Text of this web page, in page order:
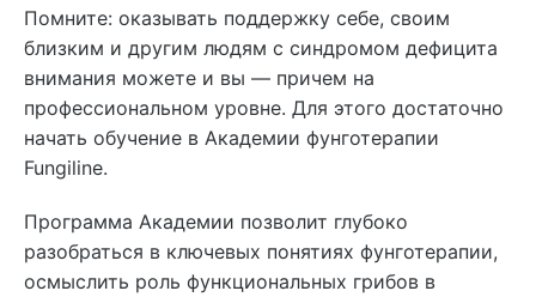
Помните: оказывать поддержку себе, своим
близким и другим людям с синдромом дефицита
внимания можете и вы — причем на
профессиональном уровне. Для этого достаточно
начать обучение в Академии фунготерапии
Fungiline.
Программа Академии позволит глубоко
разобраться в ключевых понятиях фунготерапии,
осмыслить роль функциональных грибов в